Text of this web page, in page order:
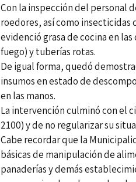
Con la inspección del personal
roedores, así como insecticidas
evidenció grasa de cocina en
fuego) y tuberías rotas.
De igual forma, quedó
insumos en estado de
en las manos.
La intervención culminó con el
2100) y de no regularizar su
Cabe recordar que la
básicas de manipulación de
panaderías y demás